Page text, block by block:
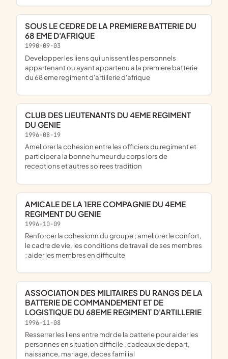
SOUS LE CEDRE DE LA PREMIERE BATTERIE DU
68 EME D'AFRIQUE
1990-09-03
developper les liens qui unissent les personnels
appartenant ou ayant appartenu a la premiere batterie
du 68 eme regiment d'artillerie d'afrique
CLUB DES LIEUTENANTS DU 4EME REGIMENT
DU GENIE
1996-08-19
ameliorer la cohesion entre les officiers du regiment et
participer a la bonne humeur du corps lors de
receptions et autres soirees tradition
AMICALE DE LA 1ERE COMPAGNIE DU 4EME
REGIMENT DU GENIE
1996-10-09
renforcer la cohesionn du groupe ; ameliorer le confort,
le cadre de vie, les conditions de travail de ses membres
; aider les membres en difficulte
ASSOCIATION DES MILITAIRES DU RANGS DE LA
BATTERIE DE COMMANDEMENT ET DE
LOGISTIQUE DU 68EME REGIMENT D'ARTILLERIE
1996-11-08
resserrer les liens entre mdr de la batterie pour aider les
personnes en situation difficile , cadeaux de depart,
naissance, mariage, deces familial